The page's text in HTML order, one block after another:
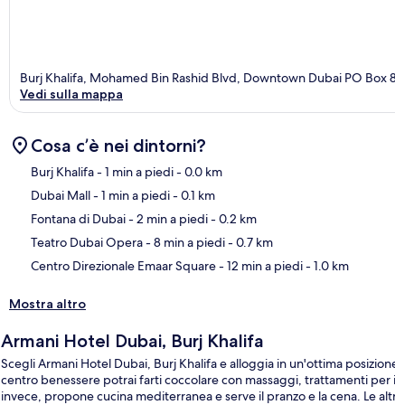
Burj Khalifa, Mohamed Bin Rashid Blvd, Downtown Dubai PO Box
Vedi sulla mappa
Cosa c’è nei dintorni?
Burj Khalifa- 1 min a piedi- 0.0 km
Dubai Mall- 1 min a piedi- 0.1 km
Fontana di Dubai- 2 min a piedi- 0.2 km
Teatro Dubai Opera- 8 min a piedi- 0.7 km
Centro Direzionale Emaar Square- 12 min a piedi- 1.0 km
Mostra altro
Armani Hotel Dubai, Burj Khalifa
Scegli Armani Hotel Dubai, Burj Khalifa e alloggia in un'ottima
centro benessere potrai farti coccolare con massaggi, trattamenti
invece, propone cucina mediterranea e serve il pranzo e la cena. Le